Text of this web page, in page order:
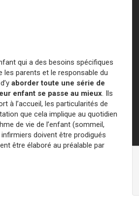
qui a des besoins spécifiques
les parents et le responsable du
aborder toute une série de
enfant se passe au mieux. Ils
à l’accueil, les particularités de
que cela implique au quotidien
de vie de l’enfant (sommeil,
doivent être prodigués
être élaboré au préalable par